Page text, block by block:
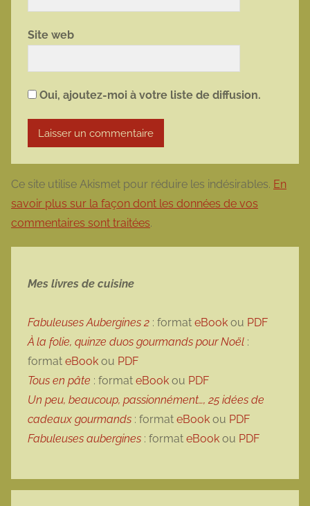
Site web
Oui, ajoutez-moi à votre liste de diffusion.
Ce site utilise Akismet pour réduire les indésirables. En
savoir plus sur la façon dont les données de vos
commentaires sont traitées.
Mes livres de cuisine
Fabuleuses Aubergines 2 : format eBook ou PDF
À la folie, quinze duos gourmands pour Noël :
format eBook ou PDF
Tous en pâte : format eBook ou PDF
Un peu, beaucoup, passionnément…, 25 idées de
cadeaux gourmands : format eBook ou PDF
Fabuleuses aubergines : format eBook ou PDF